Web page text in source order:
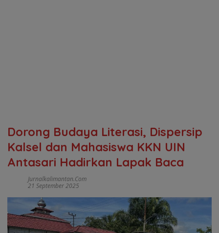
Dorong Budaya Literasi, Dispersip
Kalsel dan Mahasiswa KKN UIN
Antasari Hadirkan Lapak Baca
Jurnalkalimantan.com
21 September 2025